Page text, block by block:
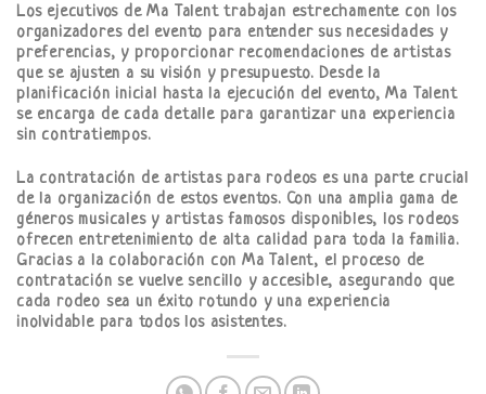
Los ejecutivos de Ma Talent trabajan estrechamente con los
organizadores del evento para entender sus necesidades y
preferencias, y proporcionar recomendaciones de artistas
que se ajusten a su visión y presupuesto. Desde la
planificación inicial hasta la ejecución del evento, Ma Talent
se encarga de cada detalle para garantizar una experiencia
sin contratiempos.
La contratación de artistas para rodeos es una parte crucial
de la organización de estos eventos. Con una amplia gama de
géneros musicales y artistas famosos disponibles, los rodeos
ofrecen entretenimiento de alta calidad para toda la familia.
Gracias a la colaboración con Ma Talent, el proceso de
contratación se vuelve sencillo y accesible, asegurando que
cada rodeo sea un éxito rotundo y una experiencia
inolvidable para todos los asistentes.